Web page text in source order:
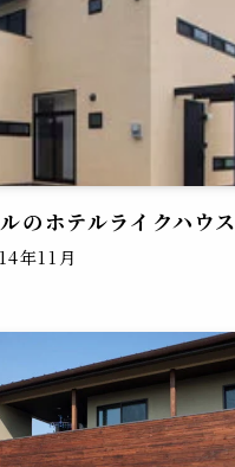
のホテルライクハウス
年11月